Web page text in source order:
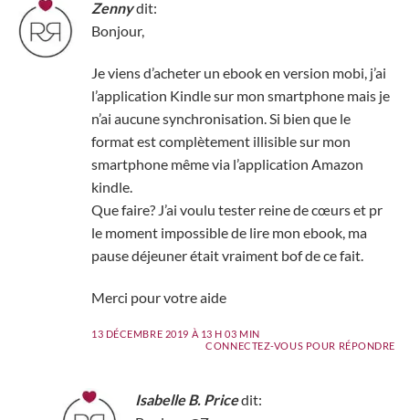
Zennydit:
Bonjour,
Je viens d’acheter un ebook en version mobi, j’ai
l’application Kindle sur mon smartphone mais je
n’ai aucune synchronisation. Si bien que le
format est complètement illisible sur mon
smartphone même via l’application Amazon
kindle.
Que faire? J’ai voulu tester reine de cœurs et pr
le moment impossible de lire mon ebook, ma
pause déjeuner était vraiment bof de ce fait.
Merci pour votre aide
13 DÉCEMBRE 2019 À 13 H 03 MIN
CONNECTEZ-VOUS POUR RÉPONDRE
Isabelle B. Pricedit: